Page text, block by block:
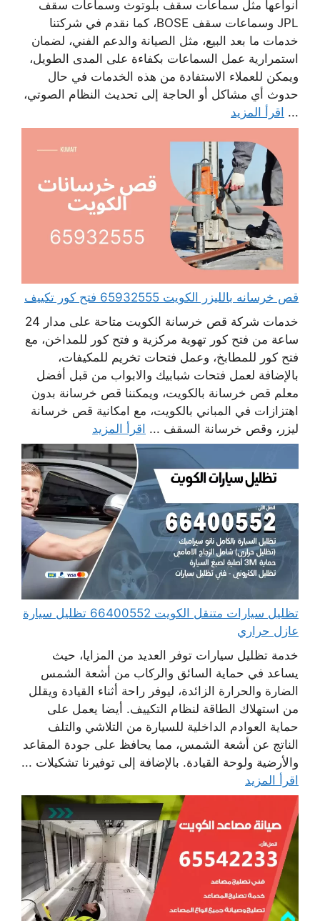
أنواعها مثل سماعات سقف بلوتوث وسماعات سقف
JPL وسماعات سقف BOSE، كما نقدم في شركتنا
خدمات ما بعد البيع، مثل الصيانة والدعم الفني، لضمان
استمرارية عمل السماعات بكفاءة على المدى الطويل،
ويمكن للعملاء الاستفادة من هذه الخدمات في حال
حدوث أي مشاكل أو الحاجة إلى تحديث النظام الصوتي،
... اقرأ المزيد
قص خرسانه بالليزر الكويت 65932555 فتح كور تكييف
خدمات شركة قص خرسانة الكويت متاحة على مدار 24
ساعة من فتح كور تهوية مركزية و فتح كور للمداخن، مع
فتح كور للمطابخ، وعمل فتحات تخريم للمكيفات،
بالإضافة لعمل فتحات شبابيك والابواب من قبل أفضل
معلم قص خرسانة بالكويت، ويمكننا قص خرسانة بدون
اهتزازات في المباني بالكويت، مع امكانية قص خرسانة
ليزر، وقص خرسانة السقف ... اقرأ المزيد
تظليل سيارات متنقل الكويت 66400552 تظليل سيارة
عازل حراري
خدمة تظليل سيارات توفر العديد من المزايا، حيث
يساعد في حماية السائق والركاب من أشعة الشمس
الضارة والحرارة الزائدة، ليوفر راحة أثناء القيادة ويقلل
من استهلاك الطاقة لنظام التكييف. أيضا يعمل على
حماية العوادم الداخلية للسيارة من التلاشي والتلف
الناتج عن أشعة الشمس، مما يحافظ على جودة المقاعد
والأرضية ولوحة القيادة. بالإضافة إلى توفيرنا تشكيلات ...
اقرأ المزيد